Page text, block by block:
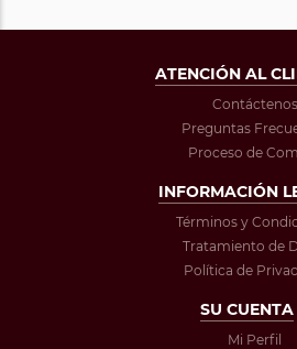
ATENCIÓN AL
Contáctenos
Preguntas
Proceso de
INFORMACIÓN
Términos y
Tratamiento de
Política de
SU CUENTA
Mi Perfil